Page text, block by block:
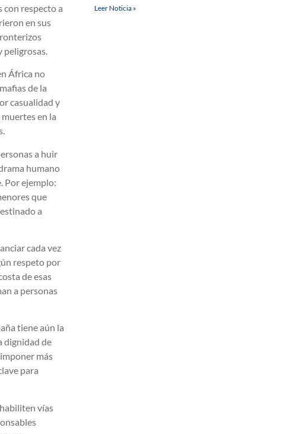
con respecto a
en sus
peligrosas.
África no
de la
casualidad y
en la
a huir
humano
Por ejemplo:
que
a
cada vez
respeto por
de esas
a personas
tiene aún la
dignidad de
más
para
vías
Leer Noticia »